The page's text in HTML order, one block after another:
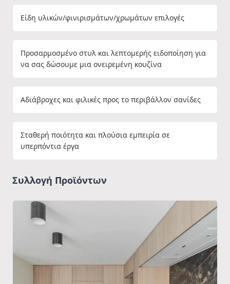
Είδη υλικών/φινιρισμάτων/χρωμάτων επιλογές
Προσαρμοσμένο στυλ και λεπτομερής ειδοποίηση για
να σας δώσουμε μια ονειρεμένη κουζίνα
Αδιάβροχες και φιλικές προς το περιβάλλον σανίδες
Σταθερή ποιότητα και πλούσια εμπειρία σε
υπερπόντια έργα
Συλλογή Προϊόντων